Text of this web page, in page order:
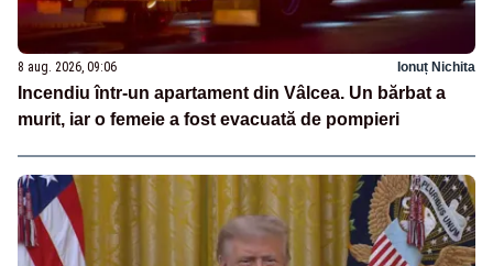
8 aug. 2026, 09:06 Ionuț Nichita
Incendiu într-un apartament din Vâlcea. Un bărbat a
murit, iar o femeie a fost evacuată de pompieri